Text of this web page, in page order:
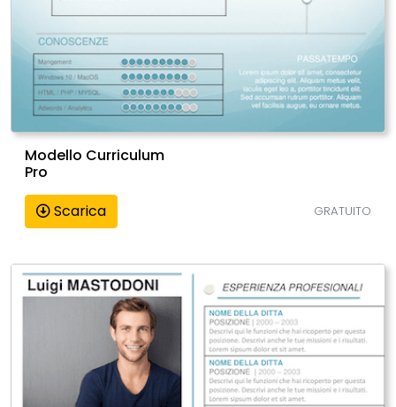
Modello Curriculum
Pro
Scarica
GRATUITO